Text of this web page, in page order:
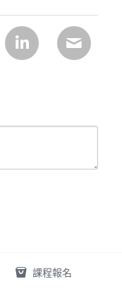
課程報名